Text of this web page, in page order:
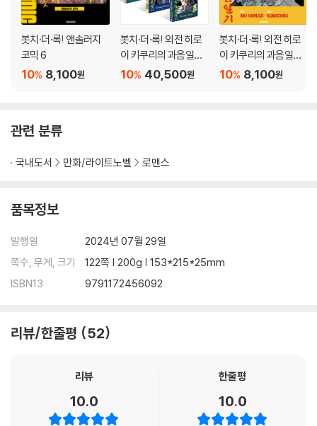
봇치·더·록! 앤솔러지
코믹 6
8,100원
10%
봇치·더·록! 외전 히로
이 키쿠리의 과음일기 1
~5권 세트40,500원
10%
봇치·더·록! 외전 히로
이 키쿠리의 과음일기
5
8,100원
10%
관련 분류
국내도서 만화/라이트노벨 로맨스
품목정보
발행일
2024년 07월 29일
쪽수, 무게, 크기
122쪽 | 200g | 153*215*25mm
ISBN13
9791172456092
리뷰/한줄평 52
리뷰
10.0
한줄평
10.0